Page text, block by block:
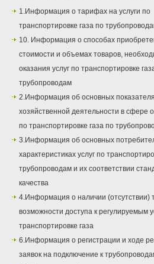
1.Информация о тарифах на услуги по
транспортировке газа по
10. Информация о способах
стоимости и объемах товаров,
оказания услуг по транспортировке
трубопроводам
2.Информация об основных
хозяйственной деятельности в сфере
по транспортировке газа по
3.Информация об основных
характеристиках услуг по
трубопроводам и их соответствии
качества
4.Информация о наличии (отсутствии)
возможности доступа к регулируемым
транспортировке газа
6.Информация о регистрации и ходе
заявок на подключение к